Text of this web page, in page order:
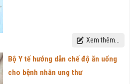
Xem thêm...
Bộ Y tế hướng dẫn chế độ ăn uống
cho bệnh nhân ung thư